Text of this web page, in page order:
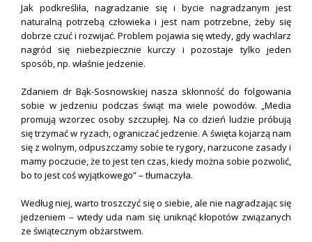
Jak podkreśliła, nagradzanie się i bycie nagradzanym jest
naturalną potrzebą człowieka i jest nam potrzebne, żeby się
dobrze czuć i rozwijać. Problem pojawia się wtedy, gdy wachlarz
nagród się niebezpiecznie kurczy i pozostaje tylko jeden
sposób, np. właśnie jedzenie.
Zdaniem dr Bąk-Sosnowskiej nasza skłonność do folgowania
sobie w jedzeniu podczas świąt ma wiele powodów. „Media
promują wzorzec osoby szczupłej. Na co dzień ludzie próbują
się trzymać w ryzach, ograniczać jedzenie. A święta kojarzą nam
się z wolnym, odpuszczamy sobie te rygory, narzucone zasady i
mamy poczucie, że to jest ten czas, kiedy można sobie pozwolić,
bo to jest coś wyjątkowego” – tłumaczyła.
Według niej, warto troszczyć się o siebie, ale nie nagradzając się
jedzeniem – wtedy uda nam się uniknąć kłopotów związanych
ze świątecznym obżarstwem.